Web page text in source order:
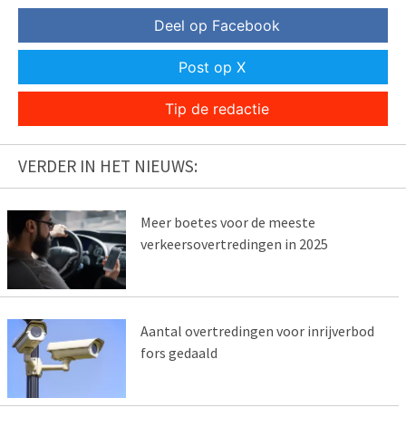
Deel op Facebook
Post op X
Tip de redactie
VERDER IN HET NIEUWS:
Meer boetes voor de meeste
verkeersovertredingen in 2025
Aantal overtredingen voor inrijverbod
fors gedaald